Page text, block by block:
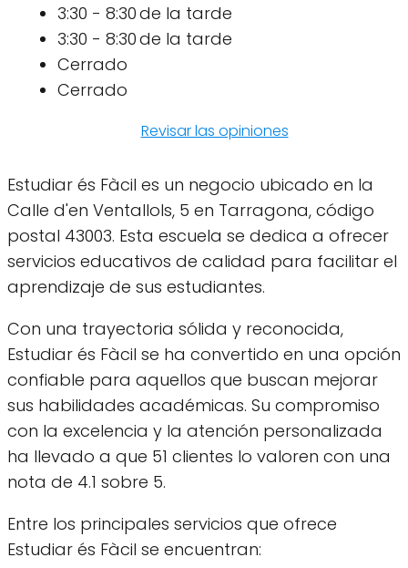
3:30 - 8:30 de la tarde
3:30 - 8:30 de la tarde
Cerrado
Cerrado
Revisar las opiniones
Estudiar és Fàcil es un negocio ubicado en la
Calle d'en Ventallols, 5 en Tarragona, código
postal 43003. Esta escuela se dedica a ofrecer
servicios educativos de calidad para facilitar el
aprendizaje de sus estudiantes.
Con una trayectoria sólida y reconocida,
Estudiar és Fàcil se ha convertido en una opción
confiable para aquellos que buscan mejorar
sus habilidades académicas. Su compromiso
con la excelencia y la atención personalizada
ha llevado a que 51 clientes lo valoren con una
nota de 4.1 sobre 5.
Entre los principales servicios que ofrece
Estudiar és Fàcil se encuentran: